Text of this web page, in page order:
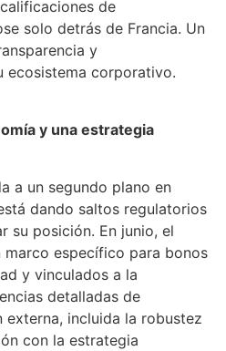
de
solo detrás de Francia. Un
y
ecosistema corporativo.
y una estrategia
a un segundo plano en
dando saltos regulatorios
su posición. En junio, el
marco específico para bonos
y vinculados a la
detalladas de
incluida la robustez
con la estrategia